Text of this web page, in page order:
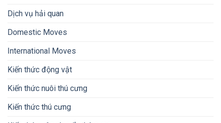
Dịch vụ hải quan
Domestic Moves
International Moves
Kiến thức động vật
Kiến thức nuôi thú cưng
Kiến thức thú cưng